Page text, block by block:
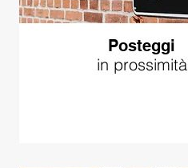
Posteggi
in prossimità